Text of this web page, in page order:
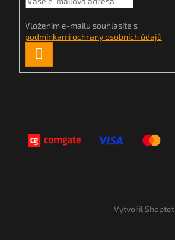
Vložením e-mailu souhlasíte s
podmínkami ochrany osobních údajů
SE
Vytvořil Shoptet